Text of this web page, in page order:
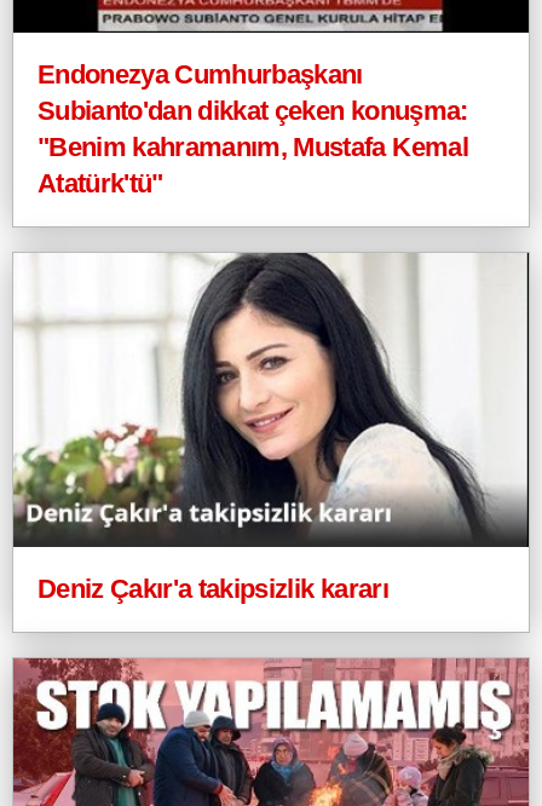
Endonezya Cumhurbaşkanı
Subianto'dan dikkat çeken konuşma:
"Benim kahramanım, Mustafa Kemal
Atatürk'tü"
Deniz Çakır'a takipsizlik kararı